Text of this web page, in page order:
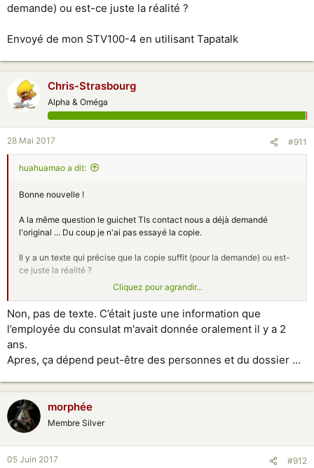
demande) ou est-ce juste la réalité ?
Envoyé de mon STV100-4 en utilisant Tapatalk
Chris-Strasbourg
Alpha & Oméga
28 Mai 2017 #911
huahuamao a dit:
Bonne nouvelle !
A la même question le guichet Tls contact nous a déjà demandé
l'original ... Du coup je n'ai pas essayé la copie.
Il y a un texte qui précise que la copie suffit (pour la demande) ou est-
ce juste la réalité ?
Envoyé de mon STV100-4 en utilisant Tapatalk
Cliquez pour agrandir...
Non, pas de texte. C’était juste une information que
l’employée du consulat m'avait donnée oralement il y a 2
ans.
Apres, ça dépend peut-être des personnes et du dossier ...
morphée
Membre Silver
05 Juin 2017 #912